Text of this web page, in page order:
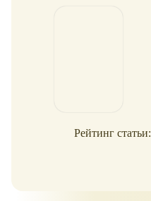
Рейтинг статьи: